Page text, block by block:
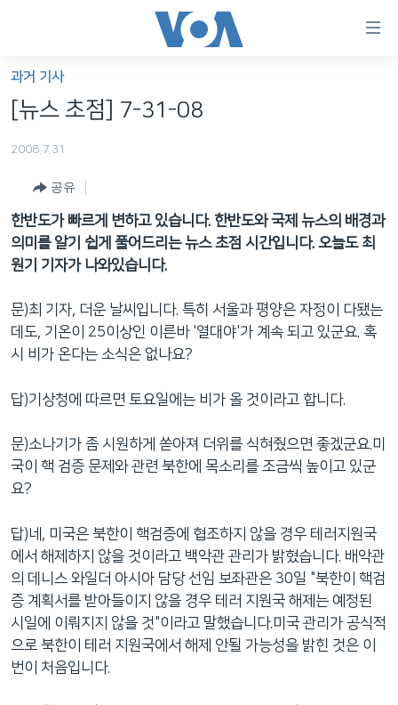
가
능
인
콘
이
인
으
로
으
세계
VOD
라디오
프로그램
주파수 안내
FOLLOW US
언어 선택
과거 기사
[뉴스 초점] 7-31-08
2008.7.31
공유
한반도가 빠르게 변하고 있습니다. 한반도와 국제 뉴스의 배경과
의미를 알기 쉽게 풀어드리는 뉴스 초점 시간입니다. 오늘도 최
원기 기자가 나와있습니다.
문)최 기자, 더운 날씨입니다. 특히 서울과 평양은 자정이 다됐는
데도, 기온이 25이상인 이른바 '열대야'가 계속 되고 있군요. 혹
시 비가 온다는 소식은 없나요?
답)기상청에 따르면 토요일에는 비가 올 것이라고 합니다.
문)소나기가 좀 시원하게 쏟아져 더위를 식혀줬으면 좋겠군요.미
국이 핵 검증 문제와 관련 북한에 목소리를 조금씩 높이고 있군
요?
답)네, 미국은 북한이 핵검증에 협조하지 않을 경우 테러지원국
에서 해제하지 않을 것이라고 백악관 관리가 밝혔습니다. 배악관
의 데니스 와일더 아시아 담당 선임 보좌관은 30일 "북한이 핵검
증 계획서를 받아들이지 않을 경우 테러 지원국 해제는 예정된
시일에 이뤄지지 않을 것"이라고 말했습니다.미국 관리가 공식적
으로 북한이 테러 지원국에서 해제 안될 가능성을 밝힌 것은 이
번이 처음입니다.